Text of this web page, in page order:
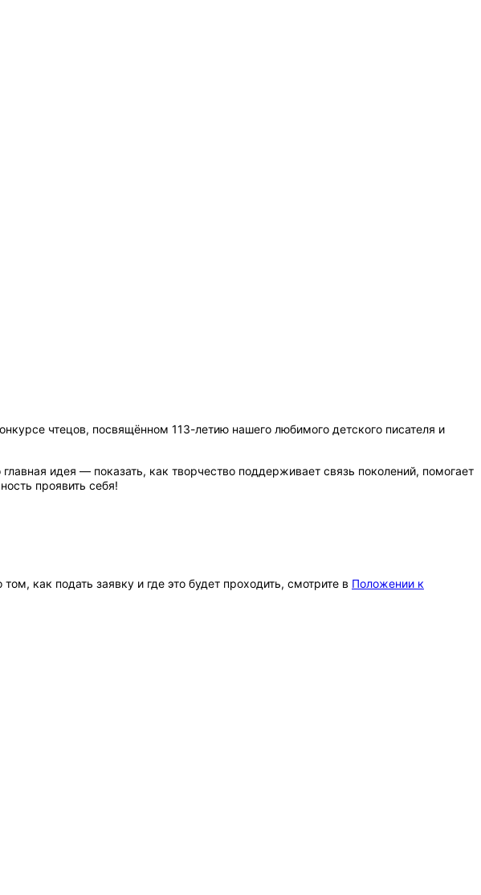
чтецов, посвящённом 113-летию нашего любимого детского писателя и
идея — показать, как творчество поддерживает связь поколений, помогает
проявить себя!
как подать заявку и где это будет проходить, смотрите в Положении к